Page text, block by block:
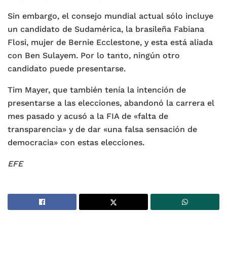
Sin embargo, el consejo mundial actual sólo incluye
un candidato de Sudamérica, la brasileña Fabiana
Flosi, mujer de Bernie Ecclestone, y esta está aliada
con Ben Sulayem. Por lo tanto, ningún otro
candidato puede presentarse.
Tim Mayer, que también tenía la intención de
presentarse a las elecciones, abandonó la carrera el
mes pasado y acusó a la FIA de «falta de
transparencia» y de dar «una falsa sensación de
democracia» con estas elecciones.
EFE